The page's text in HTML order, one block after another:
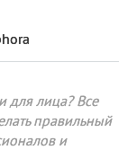
для лица? Все
правильный
и